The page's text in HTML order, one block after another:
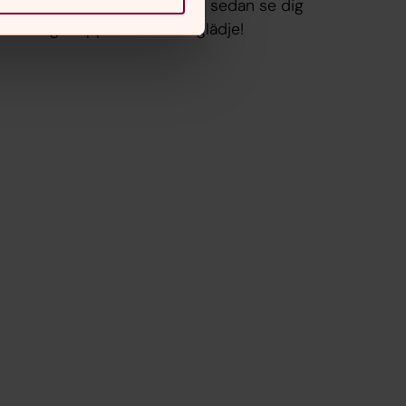
punkter på kyrkogården och sedan se dig
omkring. Hoppas det är till glädje!